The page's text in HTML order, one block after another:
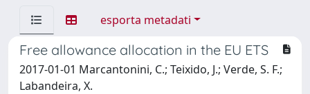
esporta metadati
Free allowance allocation in the EU ETS
2017-01-01 Marcantonini, C.; Teixido, J.; Verde, S. F.;
Labandeira, X.